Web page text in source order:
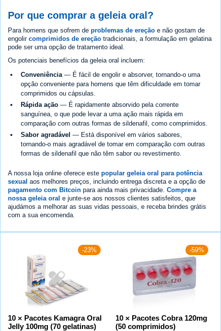
Por que comprar a geleia oral?
Para homens que sofrem de problemas de ereção e não gostam de
engolir comprimidos de ereção tradicionais, a formulação em gelatina
pode ser uma opção de tratamento ideal.
Os potenciais benefícios da geleia oral incluem:
Conveniência— É fácil de engolir e absorver, tornando-o uma
opção conveniente para homens que têm dificuldade em tomar
comprimidos ou cápsulas.
Rápida ação — É rapidamente absorvido pela corrente
sanguínea, o que pode levar a uma ação mais rápida em
comparação com outras formas de sildenafil, como comprimidos.
Sabor agradável — Está disponível em vários sabores,
tornando-o mais agradável de tomar em comparação com outras
formas de sildenafil que não têm sabor ou revestimento.
A nossa loja online oferece este popular geleia oral para potência
sexual aos melhores preços, incluindo entrega discreta e a opção de
pagamento com Bitcoin para ainda mais privacidade. Compre a
nossa geleia oral e junte-se aos nossos clientes satisfeitos, que
ajudámos a melhorar as suas vidas pessoais, e receba brindes grátis
com a sua encomenda.
-23%
10 × Pacotes Kamagra Oral
Jelly 100mg (70 gelatinas)
-59%
10 × Pacotes Cobra 120mg
(50 comprimidos)